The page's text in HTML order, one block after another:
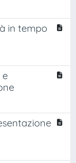
in tempo
e